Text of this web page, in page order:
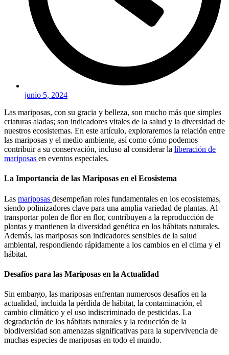
junio 5, 2024
Las mariposas, con su gracia y belleza, son mucho más que simples
criaturas aladas; son indicadores vitales de la salud y la diversidad de
nuestros ecosistemas. En este artículo, exploraremos la relación entre
las mariposas y el medio ambiente, así como cómo podemos
contribuir a su conservación, incluso al considerar la liberación de
mariposas en eventos especiales.
La Importancia de las Mariposas en el Ecosistema
Las mariposas desempeñan roles fundamentales en los ecosistemas,
siendo polinizadores clave para una amplia variedad de plantas. Al
transportar polen de flor en flor, contribuyen a la reproducción de
plantas y mantienen la diversidad genética en los hábitats naturales.
Además, las mariposas son indicadores sensibles de la salud
ambiental, respondiendo rápidamente a los cambios en el clima y el
hábitat.
Desafíos para las Mariposas en la Actualidad
Sin embargo, las mariposas enfrentan numerosos desafíos en la
actualidad, incluida la pérdida de hábitat, la contaminación, el
cambio climático y el uso indiscriminado de pesticidas. La
degradación de los hábitats naturales y la reducción de la
biodiversidad son amenazas significativas para la supervivencia de
muchas especies de mariposas en todo el mundo.